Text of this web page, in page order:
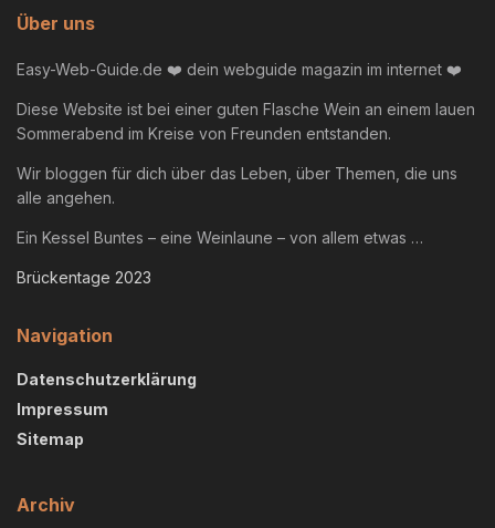
Über uns
Easy-Web-Guide.de ❤️ dein webguide magazin im internet ❤️
Diese Website ist bei einer guten Flasche Wein an einem lauen
Sommerabend im Kreise von Freunden entstanden.
Wir bloggen für dich über das Leben, über Themen, die uns
alle angehen.
Ein Kessel Buntes – eine Weinlaune – von allem etwas …
Brückentage 2023
Navigation
Datenschutzerklärung
Impressum
Sitemap
Archiv